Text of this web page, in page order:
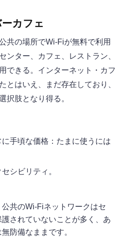
カフェ
共の場所でWi-Fiが無料で利用
ンター、カフェ、レストラン、
できる。インターネット・カフ
とはいえ、まだ存在しており、
択肢となり得る。
手頃な価格：たまに使うには
シビリティ。
共のWi-Fiネットワークはセ
されていないことが多く、あ
防備なままです。